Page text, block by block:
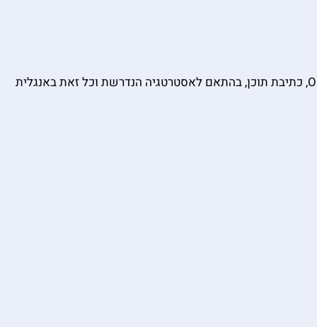
המשימה שלנו היא ליצור מיתוג חזק המושך לקוחות ומשקיעים. הביצוע דרך קידום אורגני בלינקדאין, כתיבת מצגות, הכנת One Pager, כתיבת תוכן, בהתאם לאסטרטגיה הנדרשת וכל זאת באנגלית